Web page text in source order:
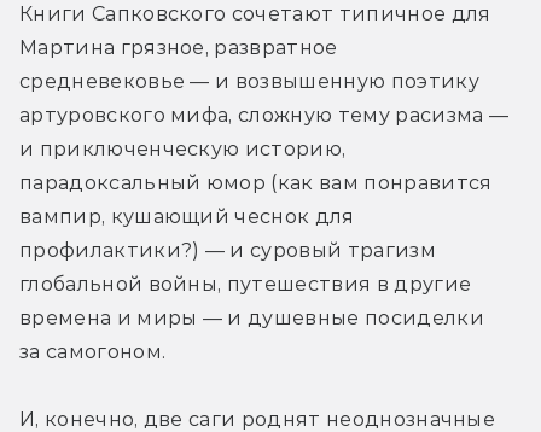
Книги Сапковского сочетают типичное для
Мартина грязное, развратное
средневековье — и возвышенную поэтику
артуровского мифа, сложную тему расизма —
и приключенческую историю,
парадоксальный юмор (как вам понравится
вампир, кушающий чеснок для
профилактики?) — и суровый трагизм
глобальной войны, путешествия в другие
времена и миры — и душевные посиделки
за самогоном.
И, конечно, две саги роднят неоднозначные